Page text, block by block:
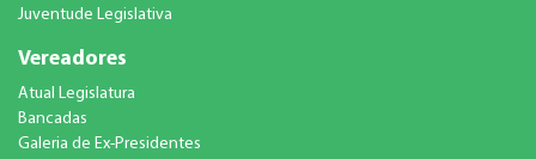
Juventude Legislativa
Vereadores
Atual Legislatura
Bancadas
Galeria de Ex-Presidentes